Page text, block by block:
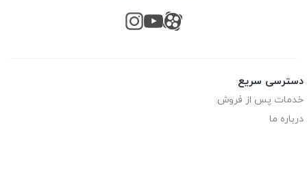
دسترسی سریع
خدمات پس از فروش
درباره ما